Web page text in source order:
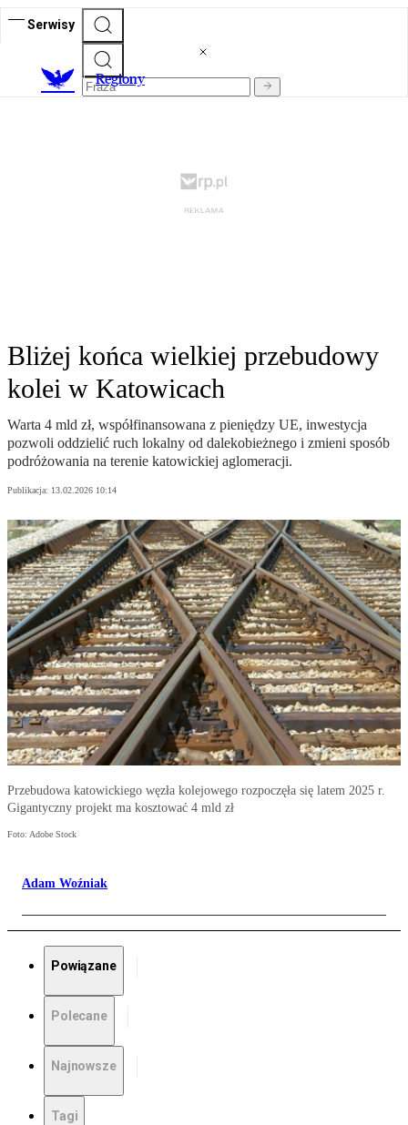
Serwisy
Regiony
Bliżej końca wielkiej przebudowy
kolei w Katowicach
Warta 4 mld zł, współfinansowana z pieniędzy UE, inwestycja
pozwoli oddzielić ruch lokalny od dalekobieżnego i zmieni sposób
podróżowania na terenie katowickiej aglomeracji.
Publikacja: 13.02.2026 10:14
Przebudowa katowickiego węzła kolejowego rozpoczęła się latem 2025 r.
Gigantyczny projekt ma kosztować 4 mld zł
Foto: Adobe Stock
Adam Woźniak
Powiązane
Polecane
Najnowsze
Tagi